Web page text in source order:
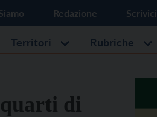
Redazione Scrivici
Territori Rubriche
di